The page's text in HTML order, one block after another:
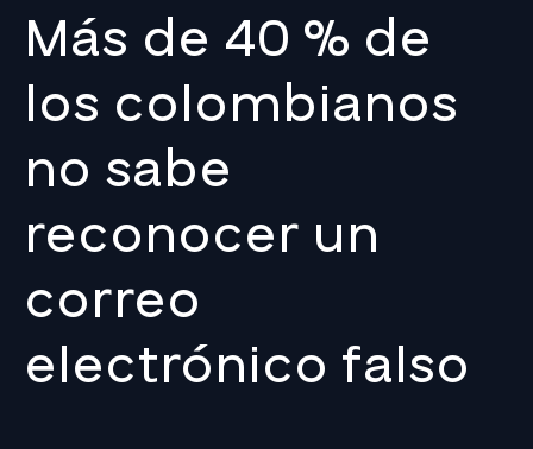
Más de 40 % de
los colombianos
no sabe
reconocer un
correo
electrónico falso